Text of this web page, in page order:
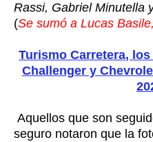
Rassi, Gabriel Minutella
(Se sumó a Lucas
Turismo Carretera,
Challenger y
Aquellos que son
seguro notaron que la